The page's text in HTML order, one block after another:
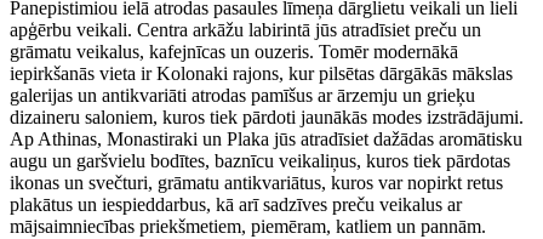
Panepistimiou ielā atrodas pasaules līmeņa dārglietu veikali un lieli
apģērbu veikali. Centra arkāžu labirintā jūs atradīsiet preču un
grāmatu veikalus, kafejnīcas un ouzeris. Tomēr modernākā
iepirkšanās vieta ir Kolonaki rajons, kur pilsētas dārgākās mākslas
galerijas un antikvariāti atrodas pamīšus ar ārzemju un grieķu
dizaineru saloniem, kuros tiek pārdoti jaunākās modes izstrādājumi.
Ap Athinas, Monastiraki un Plaka jūs atradīsiet dažādas aromātisku
augu un garšvielu bodītes, baznīcu veikaliņus, kuros tiek pārdotas
ikonas un svečturi, grāmatu antikvariātus, kuros var nopirkt retus
plakātus un iespieddarbus, kā arī sadzīves preču veikalus ar
mājsaimniecības priekšmetiem, piemēram, katliem un pannām.